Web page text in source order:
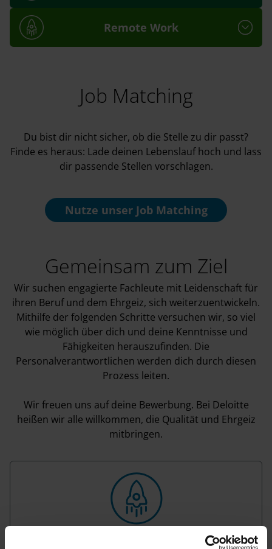
Remote Work
Job Matching
Du bist dir nicht sicher, ob die Stelle zu dir passt?
Finde es heraus: Lade deinen Lebenslauf hoch und lass
dir passende Stellen vorschlagen.
Nutze unserJob Matching
Gemeinsam zum Ziel
Wir suchen engagierte Fachleute mit Leidenschaft für
ihren Beruf und dem Ehrgeiz, sich weiterzuentwickeln.
Mithilfe der folgenden Schritte versuchen wir, so viel
wie möglich über dich und deine Kenntnisse und
Fähigkeiten herauszufinden. Die
Personalverantwortlichen werden dich durch diesen
Prozess leiten.
Wir freuen uns auf deine Bewerbung. Bei Deloitte
heißen wir alle willkommen, die Qualität und Ehrgeiz
mitbringen.
Unser Bewerbungsprozess